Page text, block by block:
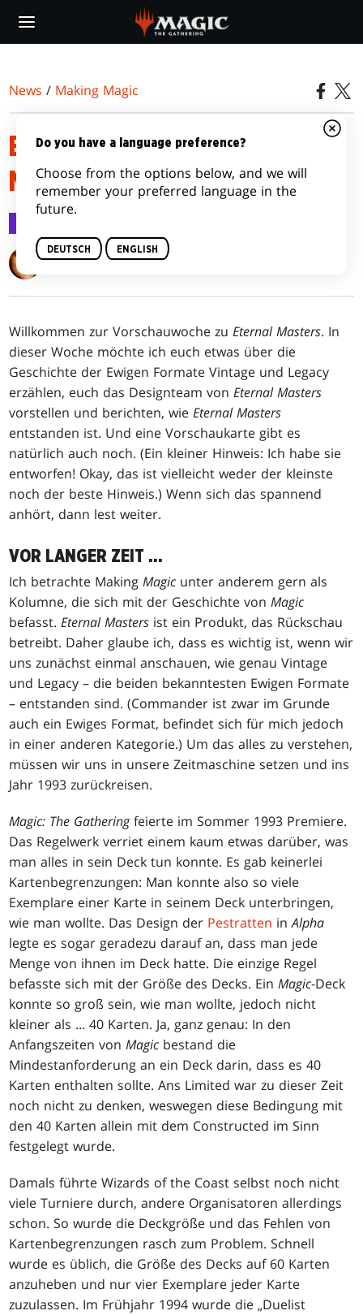
main
News / Making Magic
EWIGE FORMATE DES
MAKELLOSEN GEISTES
Mark Rosewater
Willkommen zur Vorschauwoche zuEternal Masters. In
dieser Woche möchte ich euch etwas über die
Geschichte der Ewigen Formate Vintage und Legacy
erzählen, euch das Designteam vonEternal Masters
vorstellen und berichten, wieEternal Masters
entstanden ist. Und eine Vorschaukarte gibt es
natürlich auch noch. (Ein kleiner Hinweis: Ich habe sie
entworfen! Okay, das ist vielleicht weder der kleinste
noch der beste Hinweis.) Wenn sich das spannend
anhört, dann lest weiter.
VOR LANGER ZEIT ...
Ich betrachte MakingMagic unter anderem gern als
Kolumne, die sich mit der Geschichte vonMagic
befasst.Eternal Masters ist ein Produkt, das Rückschau
betreibt. Daher glaube ich, dass es wichtig ist, wenn wir
uns zunächst einmal anschauen, wie genau Vintage
und Legacy – die beiden bekanntesten Ewigen Formate
– entstanden sind. (Commander ist zwar im Grunde
auch ein Ewiges Format, befindet sich für mich jedoch
in einer anderen Kategorie.) Um das alles zu verstehen,
müssen wir uns in unsere Zeitmaschine setzen und ins
Jahr 1993 zurückreisen.
Magic: The Gatheringfeierte im Sommer 1993 Premiere.
Das Regelwerk verriet einem kaum etwas darüber, was
man alles in sein Deck tun konnte. Es gab keinerlei
Kartenbegrenzungen: Man konnte also so viele
Exemplare einer Karte in seinem Deck unterbringen,
wie man wollte. Das Design der Pestratten inAlpha
legte es sogar geradezu darauf an, dass man jede
Menge von ihnen im Deck hatte. Die einzige Regel
befasste sich mit der Größe des Decks. EinMagic-Deck
konnte so groß sein, wie man wollte, jedoch nicht
kleiner als ... 40 Karten. Ja, ganz genau: In den
Anfangszeiten vonMagic bestand die
Mindestanforderung an ein Deck darin, dass es 40
Karten enthalten sollte. Ans Limited war zu dieser Zeit
noch nicht zu denken, weswegen diese Bedingung mit
den 40 Karten allein mit dem Constructed im Sinn
festgelegt wurde.
Damals führte Wizards of the Coast selbst noch nicht
viele Turniere durch, andere Organisatoren allerdings
schon. So wurde die Deckgröße und das Fehlen von
Kartenbegrenzungen rasch zum Problem. Schnell
wurde es üblich, die Größe des Decks auf 60 Karten
anzuheben und nur vier Exemplare jeder Karte
zuzulassen. Im Frühjahr 1994 wurde die „Duelist
Do you have a language preference?
Choose from the options below, and we will
remember your preferred language in the
future.
DEUTSCH ENGLISH